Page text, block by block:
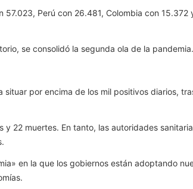
Perú con 26.481, Colombia con 15.372
se consolidó la segunda ola de la pandemia.
por encima de los mil positivos diarios,
22 muertes. En tanto, las autoridades
en la que los gobiernos están adoptando